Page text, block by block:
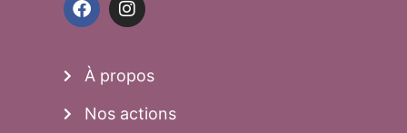
À propos
Nos actions